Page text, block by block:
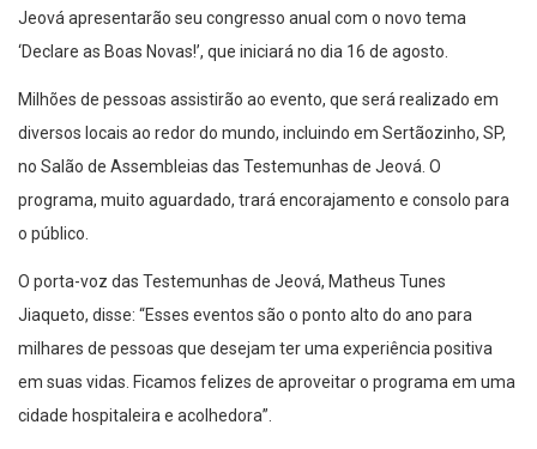
Jeová apresentarão seu congresso anual com o novo tema
‘Declare as Boas Novas!’, que iniciará no dia 16 de agosto.
Milhões de pessoas assistirão ao evento, que será realizado em
diversos locais ao redor do mundo, incluindo em Sertãozinho, SP,
no Salão de Assembleias das Testemunhas de Jeová. O
programa, muito aguardado, trará encorajamento e consolo para
o público.
O porta-voz das Testemunhas de Jeová, Matheus Tunes
Jiaqueto, disse: “Esses eventos são o ponto alto do ano para
milhares de pessoas que desejam ter uma experiência positiva
em suas vidas. Ficamos felizes de aproveitar o programa em uma
cidade hospitaleira e acolhedora”.